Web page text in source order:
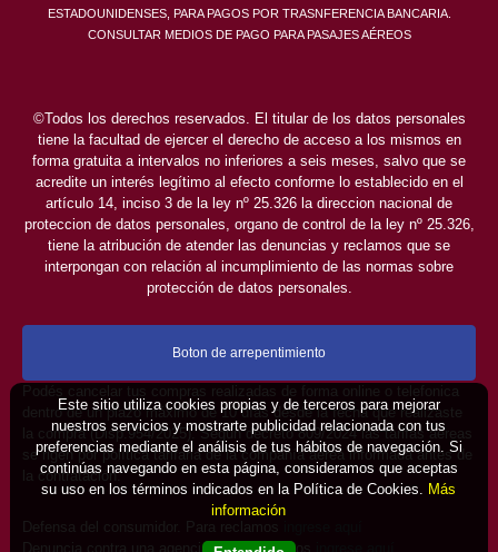
ESTADOUNIDENSES, PARA PAGOS POR TRASNFERENCIA BANCARIA.
CONSULTAR MEDIOS DE PAGO PARA PASAJES AÉREOS
©Todos los derechos reservados. El titular de los datos personales
tiene la facultad de ejercer el derecho de acceso a los mismos en
forma gratuita a intervalos no inferiores a seis meses, salvo que se
acredite un interés legítimo al efecto conforme lo establecido en el
artículo 14, inciso 3 de la ley nº 25.326 la direccion nacional de
proteccion de datos personales, organo de control de la ley nº 25.326,
tiene la atribución de atender las denuncias y reclamos que se
interpongan con relación al incumplimiento de las normas sobre
protección de datos personales.
Boton de arrepentimiento
Podés cancelar tus compras realizadas de forma online o telefonica
dentro de un plazo máximo de 10 días desde la fecha que realizaste
la compra (Disp.954/2025). Según decreto 809/2024 las tarifas aéreas
se rigen por política tarifaria de la compañía aérea informada antes de
la contratación.
Defensa del consumidor. Para reclamos
Denuncia contra una agencia. Para reclamos
Este sitio utiliza cookies propias y de terceros para mejorar
nuestros servicios y mostrarte publicidad relacionada con tus
preferencias mediante el análisis de tus hábitos de navegación. Si
continúas navegando en esta página, consideramos que aceptas
su uso en los términos indicados en la Política de Cookies. Más
información